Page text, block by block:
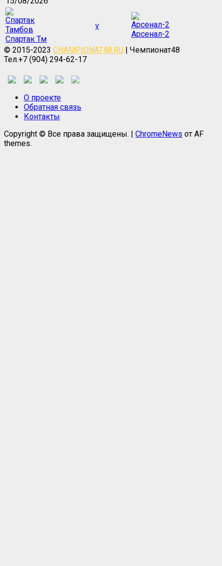
Спартак Тм
v
Арсенал-2
© 2015-2023 CHAMPIONAT48.RU | Чемпионат48
Тел.+7 (904) 294-62-17
О проекте
Обратная связь
Контакты
Copyright © Все права защищены.
ChromeNews от AF
themes.